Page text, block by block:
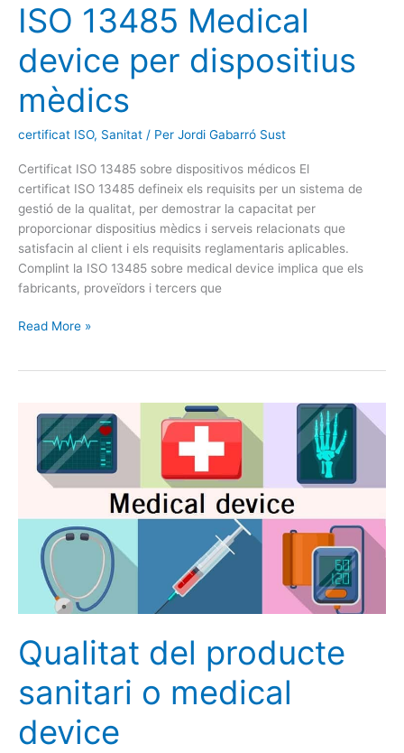
ISO 13485 Medical
device per dispositius
mèdics
certificat ISO, Sanitat / Per Jordi Gabarró Sust
Certificat ISO 13485 sobre dispositivos médicos El
certificat ISO 13485 defineix els requisits per un sistema de
gestió de la qualitat, per demostrar la capacitat per
proporcionar dispositius mèdics i serveis relacionats que
satisfacin al client i els requisits reglamentaris aplicables.
Complint la ISO 13485 sobre medical device implica que els
fabricants, proveïdors i tercers que
Read More »
Qualitat del producte
sanitari o medical
device
Qualitat
producte
sanitari
device